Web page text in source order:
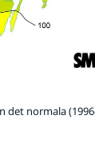
det normala